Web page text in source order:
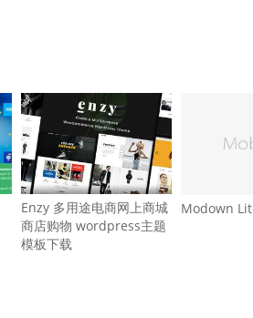
Enzy 多用途电商网上商城
商店购物 wordpress主题
模板下载
Modown